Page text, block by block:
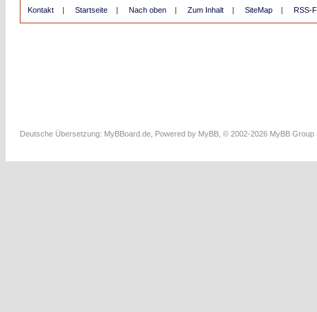
Kontakt | Startseite | Nach oben | Zum Inhalt | SiteMap | RSS-
Deutsche Übersetzung: MyBBoard.de , Powered by MyBB , © 2002-2026 MyBB Group